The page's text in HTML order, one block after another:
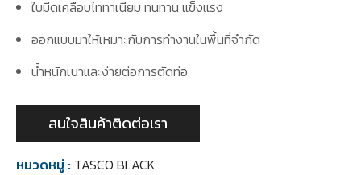
ใบมีดเคลือบไททาเนียม ทนทาน แข็งแรง
ออกแบบมาให้เหมาะกับการทำงานในพื้นที่จำกัด
น้ำหนักเบาและง่ายต่อการตัดท่อ
สนใจสินค้าติดต่อเรา
หมวดหมู่ : TASCO BLACK